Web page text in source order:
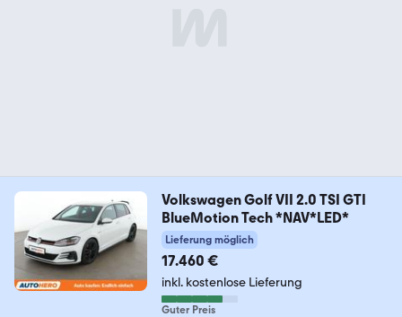
Volkswagen Golf VII 2.0 TSI GTI
BlueMotion Tech *NAV*LED*
Lieferung möglich
17.460 €
inkl. kostenlose Lieferung
Guter Preis